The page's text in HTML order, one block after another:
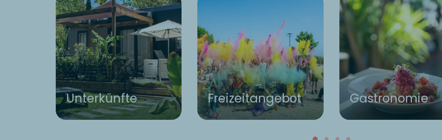
Unterkünfte Freizeitangebot Gastronomie